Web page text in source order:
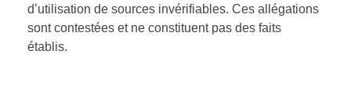
d’utilisation de sources invérifiables. Ces allégations
sont contestées et ne constituent pas des faits
établis.